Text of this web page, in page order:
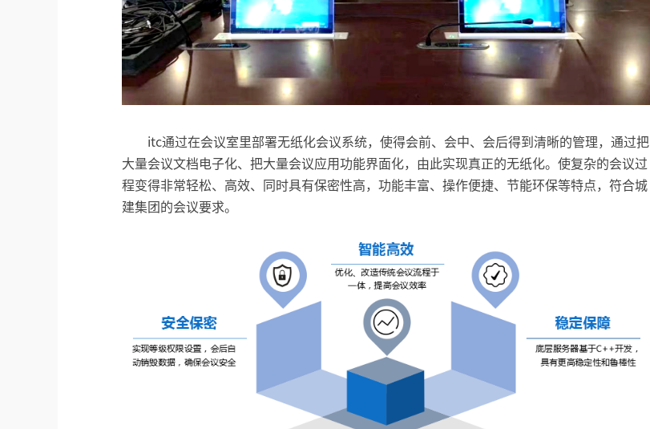
itc通过在会议室里部署无纸化会议系统，使得会前、会中、会后得到清晰的管理，通过把
大量会议文档电子化、把大量会议应用功能界面化，由此实现真正的无纸化。使复杂的会议过
程变得非常轻松、高效、同时具有保密性高，功能丰富、操作便捷、节能环保等特点，符合城
建集团的会议要求。